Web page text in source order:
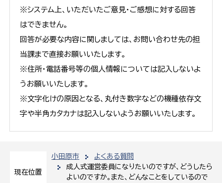
現在位置
小田原市
よくある質問
成人式運営委員になりたいのですが、どうしたら
よいのですか。また、どんなことをしているので
※システム上、いただいたご意見・ご感想に対する回答
はできません。
回答が必要な内容に関しましては、お問い合わせ先の担
当課まで直接お願いいたします。
※住所・電話番号等の個人情報については記入しないよ
うお願いいたします。
※文字化けの原因となる、丸付き数字などの機種依存文
字や半角カタカナは記入しないようお願いいたします。